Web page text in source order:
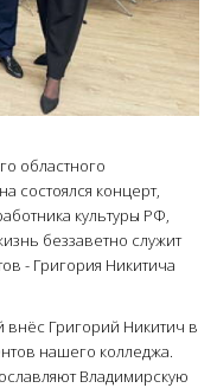
областного
состоялся концерт,
культуры РФ,
беззаветно служит
- Григория Никитича
внёс Григорий Никитич в
нашего колледжа.
Владимирскую